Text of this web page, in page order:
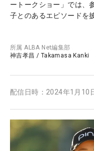
ートークショー」では、
子とのあるエピソードを
所属ALBA Net編集部
神吉孝昌 / Takamasa Kanki
配信日時： 2024年1月10